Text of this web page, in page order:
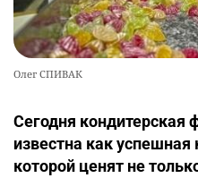
Олег СПИВАК
Сегодня кондитерская
известна как
которой ценят не